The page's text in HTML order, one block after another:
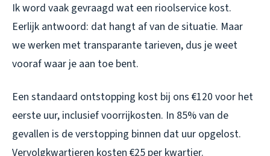
Ik word vaak gevraagd wat een rioolservice kost.
Eerlijk antwoord: dat hangt af van de situatie. Maar
we werken met transparante tarieven, dus je weet
vooraf waar je aan toe bent.
Een standaard ontstopping kost bij ons €120 voor het
eerste uur, inclusief voorrijkosten. In 85% van de
gevallen is de verstopping binnen dat uur opgelost.
Vervolgkwartieren kosten €25 per kwartier.